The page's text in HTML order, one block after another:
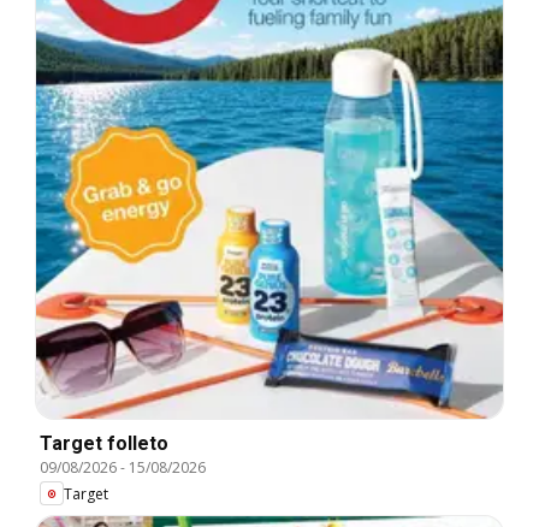
Target folleto
09/08/2026- 15/08/2026
Target